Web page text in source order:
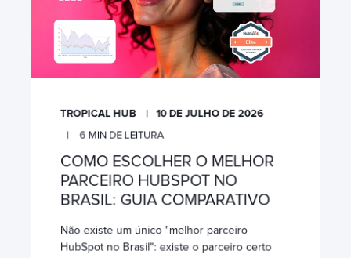
TROPICAL HUB
10 DE JULHO DE 2026
6 MIN DE LEITURA
COMO ESCOLHER O MELHOR
PARCEIRO HUBSPOT NO
BRASIL: GUIA COMPARATIVO
Não existe um único "melhor parceiro
HubSpot no Brasil": existe o parceiro certo